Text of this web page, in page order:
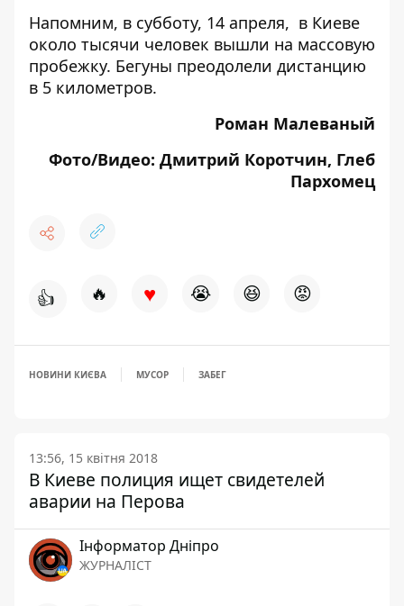
Напомним, в субботу, 14 апреля, в Киеве
около тысячи человек вышли на массовую
пробежку. Бегуны преодолели дистанцию
в 5 километров.
Роман Малеваный
Фото/Видео: Дмитрий Коротчин, Глеб
Пархомец
👍 🔥 ♥ 😭 😆 😡
НОВИНИ КИЄВА МУСОР ЗАБЕГ
13:56, 15 квітня 2018
В Киеве полиция ищет свидетелей
аварии на Перова
Інформатор Дніпро
ЖУРНАЛІСТ